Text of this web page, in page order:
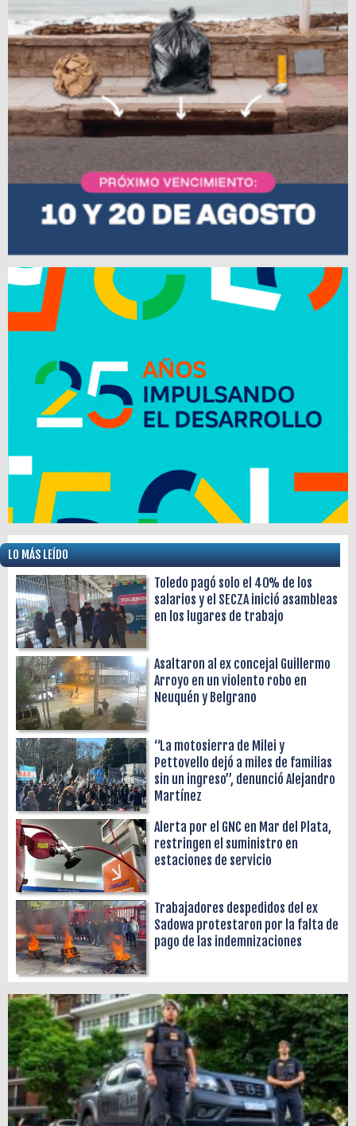
LO MÁS LEÍDO
Toledo pagó solo el 40% de los
salarios y el SECZA inició asambleas
en los lugares de trabajo
Asaltaron al ex concejal Guillermo
Arroyo en un violento robo en
Neuquén y Belgrano
“La motosierra de Milei y
Pettovello dejó a miles de familias
sin un ingreso”, denunció Alejandro
Martínez
Alerta por el GNC en Mar del Plata,
restringen el suministro en
estaciones de servicio
Trabajadores despedidos del ex
Sadowa protestaron por la falta de
pago de las indemnizaciones